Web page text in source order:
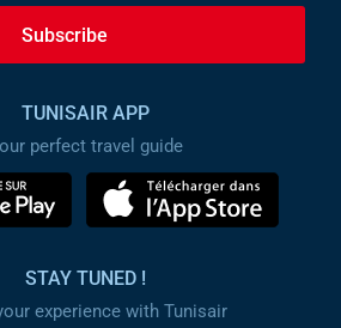
Subscribe
TUNISAIR APP
perfect travel guide
STAY TUNED !
experience with Tunisair